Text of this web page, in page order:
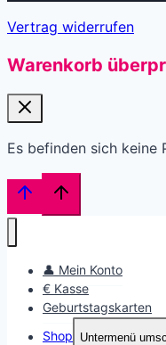
Vertrag widerrufen
Warenkorb
Es befinden sich keine
👤 Mein Konto
€ Kasse
Geburtstagskarten
Shop
Untermenü